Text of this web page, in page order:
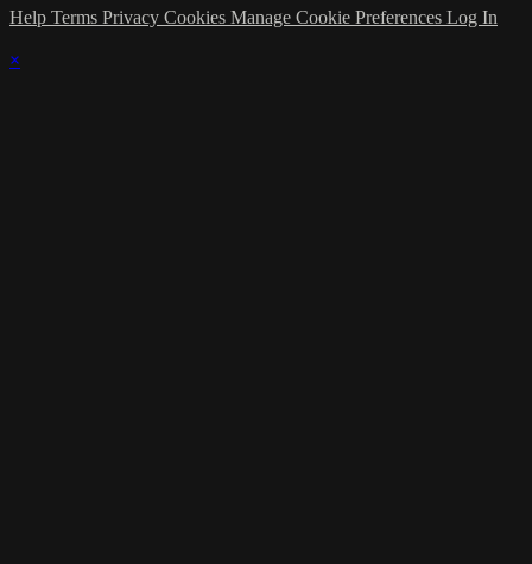
Help Terms Privacy Cookies Manage Cookie Preferences Log In
×